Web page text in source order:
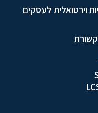
וירטואלית לעסקים